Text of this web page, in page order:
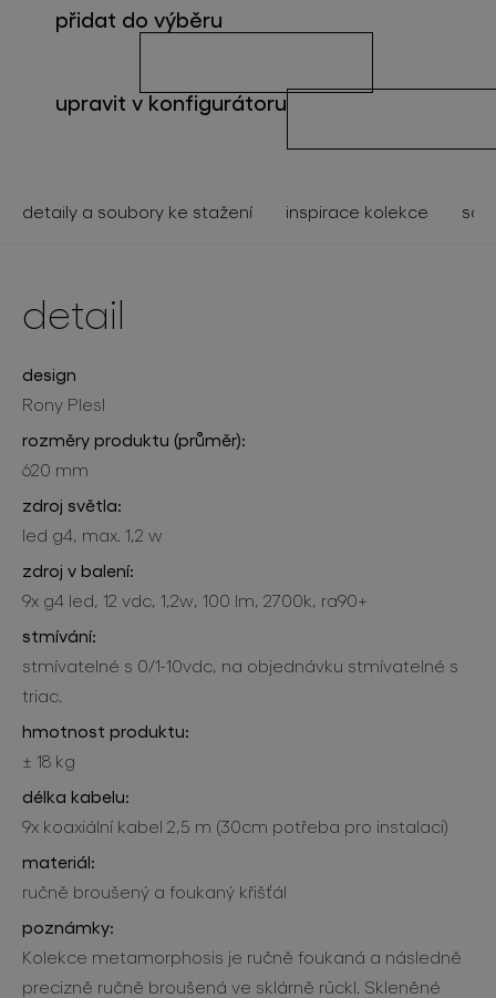
sledujte nás
přidat do výběru
upravit v konfigurátoru
detaily a soubory ke stažení inspirace kolekce
detail
design
Rony Plesl
rozměry produktu (průměr):
620 mm
zdroj světla:
led g4, max. 1,2 w
zdroj v balení:
9x g4 led, 12 vdc, 1,2w, 100 lm, 2700k, ra90+
stmívání:
stmívatelné s 0/1-10vdc, na objednávku stmívatelné s
triac.
hmotnost produktu:
± 18 kg
délka kabelu:
9x koaxiální kabel 2,5 m (30cm potřeba pro instalaci)
materiál:
ručně broušený a foukaný křišťál
poznámky:
Kolekce metamorphosis je ručně foukaná a následně
precizně ručně broušená ve sklárně rückl. Skleněné